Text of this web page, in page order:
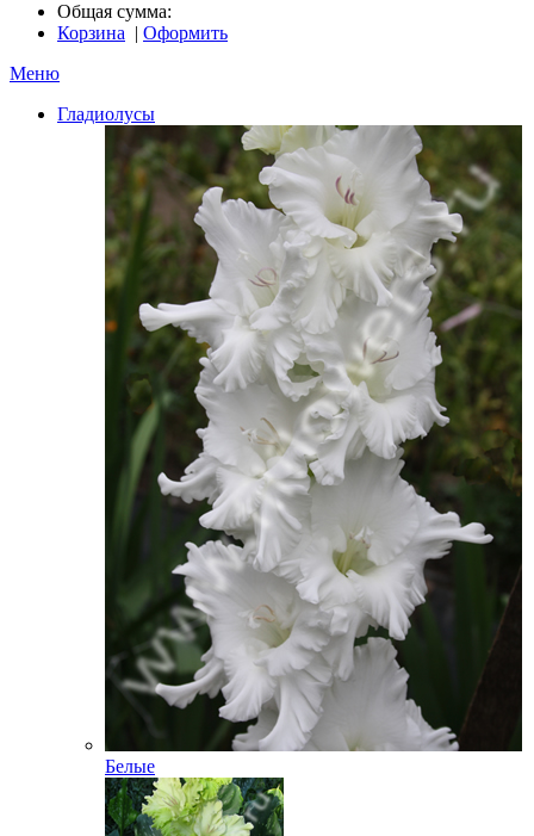
Общая сумма:
Корзина | Оформить
Меню
Гладиолусы
Белые